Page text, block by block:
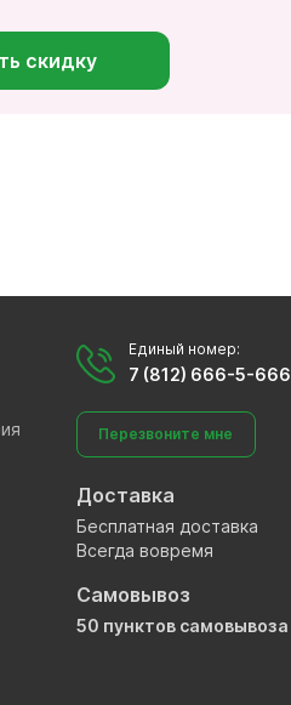
скидку
Единый номер:
7 (812) 666-5-666
Перезвоните мне
Доставка
Бесплатная доставка
Всегда вовремя
Самовывоз
50 пунктов самовывоза